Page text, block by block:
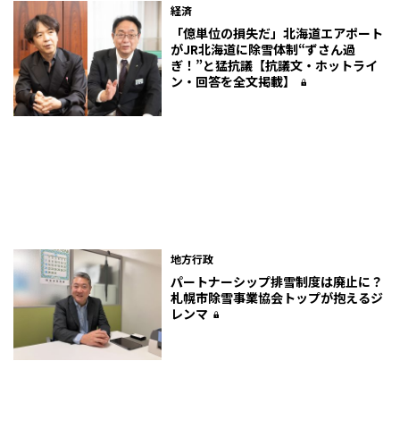
経済
「億単位の損失だ」北海道エアポート
がJR北海道に除雪体制“ずさん過
ぎ！”と猛抗議【抗議文・ホットライ
ン・回答を全文掲載】
地方行政
パートナーシップ排雪制度は廃止に？
札幌市除雪事業協会トップが抱えるジ
レンマ